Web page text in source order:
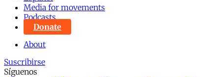
Media for movements
Podcasts
Donate
About
Suscribirse
Síguenos